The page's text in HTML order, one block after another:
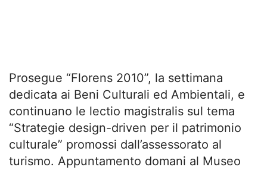
Prosegue “Florens 2010”, la settimana
dedicata ai Beni Culturali ed Ambientali, e
continuano le lectio magistralis sul tema
“Strategie design-driven per il patrimonio
culturale” promossi dall’assessorato al
turismo. Appuntamento domani al Museo